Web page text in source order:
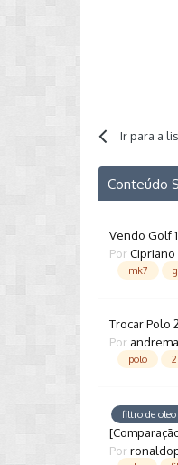
Ir para a
Conteúdo
Vendo Golf
Por
mk7
Trocar Polo
Por
polo
filtro de oleo
Por